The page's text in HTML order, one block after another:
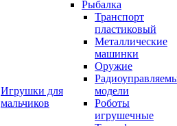
Рыбалка
Игрушки для
мальчиков
Транспорт
пластиковый
Металлические
машинки
Оружие
модели
Роботы
игрушечные